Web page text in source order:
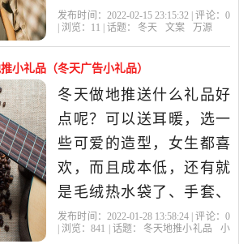
温暖将寒冷迅速赶跑,释放
发布时间：2022-02-15 23:15:32 | 评论： 0
| 浏览： 11 | 话题： 冬天 文案 万源
小礼品（冬天广告小礼品）
冬天做地推送什么礼品好
点呢？可以送耳暖，选一
些可爱的造型，女生都喜
欢，而且成本低，还有就
是毛绒热水袋了、手套、
围巾等等地推小礼品选什
发布时间：2022-01-28 13:58:24 | 评论： 0
| 浏览：841 | 话题： 冬天地推小礼品
小